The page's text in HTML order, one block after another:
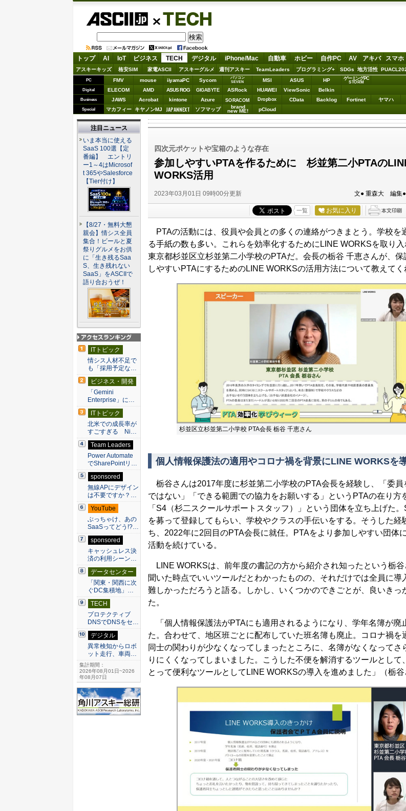
TECH
トップ AI IoT ビジネス TECH デジタル iPhone/Mac 自動車 ホビー 自作PC AV アキバ スマホ
アスキーキッズ 格安SIM 家電ASCII アスキーグルメ 週刊アスキー TeamLeaders プログラミング+ SDGs 地方活性
PC FMV mouse iiyamaPC Sycom
パソコン
SEVEN
MSI ASUS HP ゲーミングPC
STORM
Digital ELECOM AMD ASUS ROG GIGABYTE ASRock HUAWEI ViewSonic Belkin
Business JAWS Acrobat kintone Azure SORACOM Dropbox CData Backlog Fortinet ヤマハ
Special マカフィー キヤノンMJ JAPANNEXT ソフマップ brand
new ME! pCloud
四次元ポケットや宝箱のような存在
参加しやすいPTAを作るために 杉並第二小PTAの
WORKS活用
2023年03月01日 09時00分更新 文● 重森大 編集●
一覧 お気に入り
PTAの活動には、役員や会員との多くの連絡がつきまとう。学校を
る手紙の数も多い。これらを効率化するためにLINE WORKSを取り入
東京都杉並区立杉並第二小学校のPTAだ。会長の栃谷 千恵さんが、保
しやすいPTAにするためのLINE WORKSの活用方法について教えてく
杉並区立杉並第二小学校 PTA会長 栃谷 千恵さん
個人情報保護法の適用やコロナ禍を背景にLINE WORKSを
栃谷さんは2017年度に杉並第二小学校のPTA会長を経験し、「委員
ではない」「できる範囲での協力をお願いする」というPTAの在り方
「S4（杉二スクールサポートスタッフ）」という団体を立ち上げた
を募って登録してもらい、学校やクラスの手伝いをする。そうした経
ち、2022年に2回目のPTA会長に就任。PTAをより参加しやすい団体
活動を続けている。
LINE WORKSは、前年度の書記の方から紹介され知ったという栃谷
聞いた時点でいいツールだとわかったものの、それだけでは全員に導
難しかっただろうと語る。しかし、いくつかのできごとが、良いきっ
た。
「個人情報保護法がPTAにも適用されるようになり、学年名簿が廃
た。合わせて、地区班ごとに配布していた班名簿も廃止。コロナ禍を
同士の関わりが少なくなってしまったところに、名簿がなくなってさ
りにくくなってしまいました。こうした不便を解消するツールとして
とって便利なツールとしてLINE WORKSの導入を進めました」（栃谷
注目ニュース
いま本当に使える
SaaS 100選【定
番編】 エントリ
ー1～4はMicrosof
t 365やSalesforce
【Tier付け】
【8/27・無料大懇
親会】情シス全員
集合！ビールと夏
祭りグルメをお供
に「生き残るSaa
S、生き残れない
SaaS」をASCIIで
語り合おうぜ！
アクセスランキン
グ
ITトピック
情シス人材不足で
も「採用予定な…
ビジネス・開発
「Gemini
Enterprise」に…
ITトピック
北米での成長率が
すごすぎる Ni…
Team Leaders
Power Automate
でSharePointリ…
sponsored
無線APにデザイン
は不要ですか？…
YouTube
ぶっちゃけ、あの
SaaSってどう!?…
sponsored
キャッシュレス決
済の利用シーン…
データセンター
「関東・関西に次
ぐDC集積地」…
TECH
プロテクティブ
DNSでDNSをセ…
デジタル
異常検知からロボ
ット走行、車両…
集計期間：
2026年08月01日~2026
年08月07日